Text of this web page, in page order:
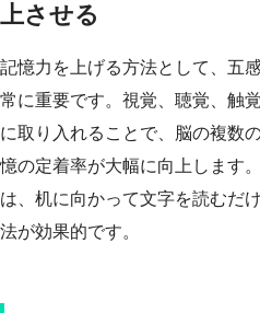
上させる
記憶力を上げる方法として、五
常に重要です。視覚、聴覚、触
に取り入れることで、脳の複数
憶の定着率が大幅に向上します
は、机に向かって文字を読むだ
法が効果的です。